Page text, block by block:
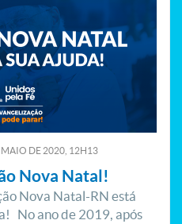
DE2020, 12H13
Nova Natal!
Nova Natal-RN está
No ano de 2019, após